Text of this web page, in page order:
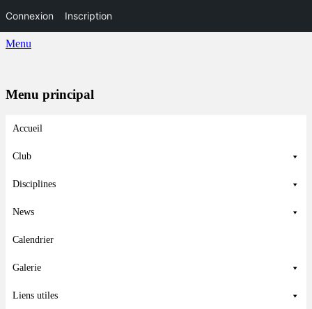
Connexion Inscription
Menu
Menu principal
auAccueil
Club
Disciplines
News
Calendrier
Galerie
Liens utiles